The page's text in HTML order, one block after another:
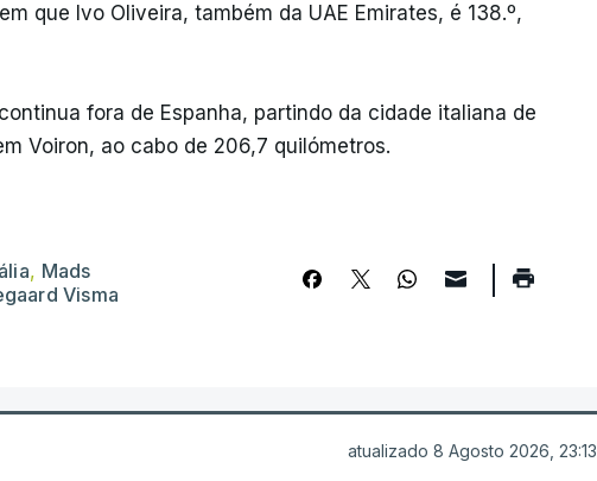
que Ivo Oliveira, também da UAE Emirates, é 138.º,
fora de Espanha, partindo da cidade italiana de
Voiron, ao cabo de 206,7 quilómetros.
, Mads
Visma
atualizado 8 Agosto 2026, 23:13